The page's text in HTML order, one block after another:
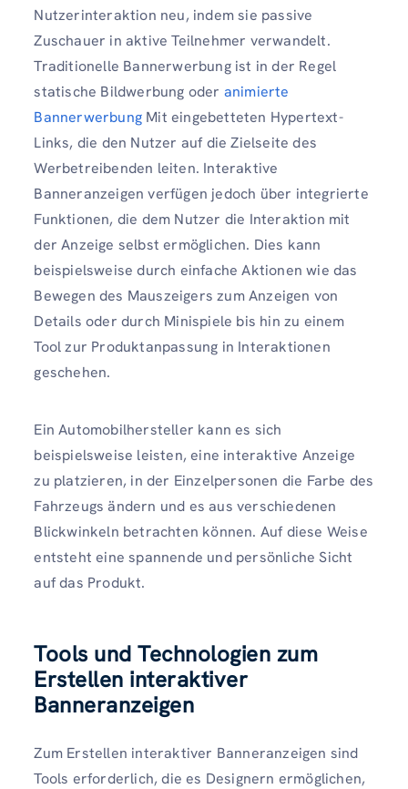
Nutzerinteraktion neu, indem sie passive
Zuschauer in aktive Teilnehmer verwandelt.
Traditionelle Bannerwerbung ist in der Regel
statische Bildwerbung oder animierte
Bannerwerbung Mit eingebetteten Hypertext-
Links, die den Nutzer auf die Zielseite des
Werbetreibenden leiten. Interaktive
Banneranzeigen verfügen jedoch über integrierte
Funktionen, die dem Nutzer die Interaktion mit
der Anzeige selbst ermöglichen. Dies kann
beispielsweise durch einfache Aktionen wie das
Bewegen des Mauszeigers zum Anzeigen von
Details oder durch Minispiele bis hin zu einem
Tool zur Produktanpassung in Interaktionen
geschehen.
Ein Automobilhersteller kann es sich
beispielsweise leisten, eine interaktive Anzeige
zu platzieren, in der Einzelpersonen die Farbe des
Fahrzeugs ändern und es aus verschiedenen
Blickwinkeln betrachten können. Auf diese Weise
entsteht eine spannende und persönliche Sicht
auf das Produkt.
Tools und Technologien zum
Erstellen interaktiver
Banneranzeigen
Zum Erstellen interaktiver Banneranzeigen sind
Tools erforderlich, die es Designern ermöglichen,